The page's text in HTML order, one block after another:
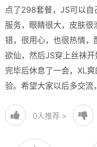
点了298套餐，JS可以自
服务，眼睛很大，皮肤
错，很用心，也很热情
欲仙，然后JS穿上丝袜
完毕后休息了一会，XL
验。希望大家以后多交流
0人推荐 >